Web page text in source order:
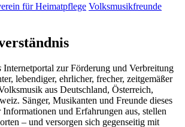
für Heimatpflege Volksmusikfreunde
Internetportal zur Förderung und Verbreitung
lebendiger, ehrlicher, frecher, zeitgemäßer
aus Deutschland, Österreich,
Sänger, Musikanten und Freunde dieses
Informationen und Erfahrungen aus, stellen
– und versorgen sich gegenseitig mit